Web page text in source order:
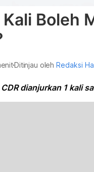
Boleh
Ditinjau olehRedaksi
dianjurkan 1 kali